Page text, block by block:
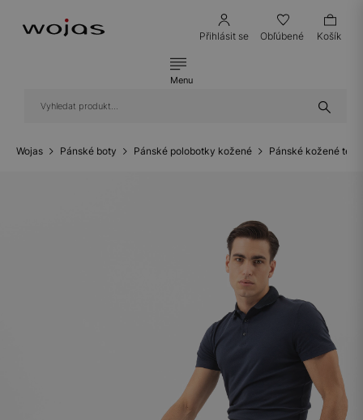
Přihlásit se Obľúbené Košík
Menu
Wojas Pánské boty Pánské polobotky kožené Pánské kožené